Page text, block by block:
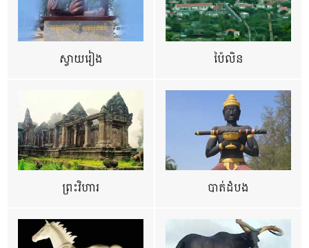
ស្វាយរៀង ប៉ៃលិន
ព្រះវិហារ បាត់ដំបង